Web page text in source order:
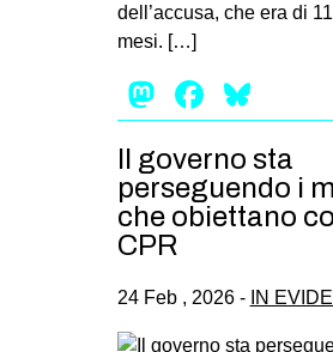
dell’accusa, che era di
mesi. […]
Mastodon
Il governo sta
perseguendo i
che obiettano
CPR
24 Feb , 2026 - IN